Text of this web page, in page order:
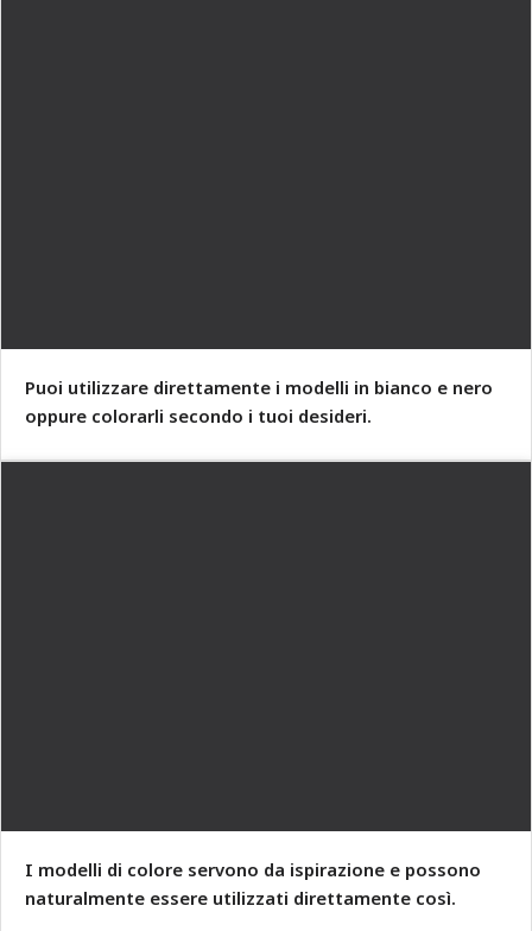
Puoi utilizzare direttamente i modelli in bianco e nero
oppure colorarli secondo i tuoi desideri.
I modelli di colore servono da ispirazione e possono
naturalmente essere utilizzati direttamente così.